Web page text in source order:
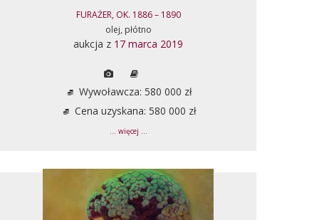
FURAŻER, OK. 1886 – 1890
olej, płótno
aukcja z 17 marca 2019
Wywoławcza: 580 000 zł
Cena uzyskana: 580 000 zł
... więcej ...